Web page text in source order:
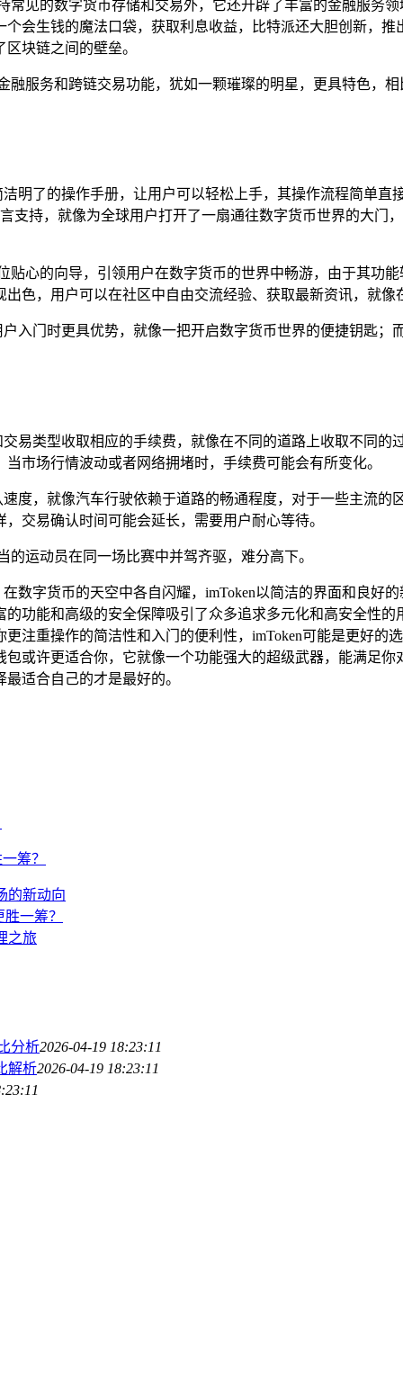
见的数字货币存储和交易外，它还开辟了丰富的金融服务
会生钱的魔法口袋，获取利息收益，比特派还大胆创新，
块链之间的壁垒。
服务和跨链交易功能，犹如一颗璀璨的明星，更具特色，
明了的操作手册，让用户可以轻松上手，其操作流程简单
支持，就像为全球用户打开了一扇通往数字货币世界的大门
心的向导，引领用户在数字货币的世界中畅游，由于其功
色，用户可以在社区中自由交流经验、获取最新资讯，就
入门时更具优势，就像一把开启数字货币世界的便捷钥匙
易类型收取相应的手续费，就像在不同的道路上收取不同
市场行情波动或者网络拥堵时，手续费可能会有所变化。
度，就像汽车行驶依赖于道路的畅通程度，对于一些主流
交易确认时间可能会延长，需要用户耐心等待。
运动员在同一场比赛中并驾齐驱，难分高下。
数字货币的天空中各自闪耀，imToken以简洁的界面和良好
功能和高级的安全保障吸引了众多追求多元化和高安全性
注重操作的简洁性和入门的便利性，imToken可能是更好的
或许更适合你，它就像一个功能强大的超级武器，能满足
适合自己的才是最好的。
筹？
的新动向
一筹？
之旅
分析2026-04-19 18:23:11
解析2026-04-19 18:23:11